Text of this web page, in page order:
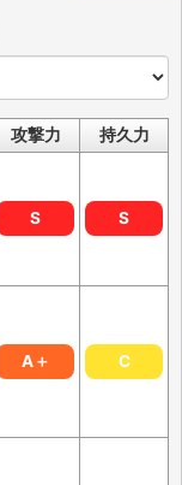
攻撃力 持久力
S S
A＋ C